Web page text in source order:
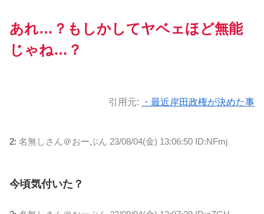
あれ…？もしかしてヤベェほど無能
じゃね…？
引用元: ・最近岸田政権が決めた事
2: 名無しさん＠おーぷん 23/08/04(金) 13:06:50 ID:NFmj
今頃気付いた？